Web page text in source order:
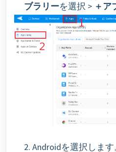
ブラリーを選択 > ＋ア
2. Androidを選択します